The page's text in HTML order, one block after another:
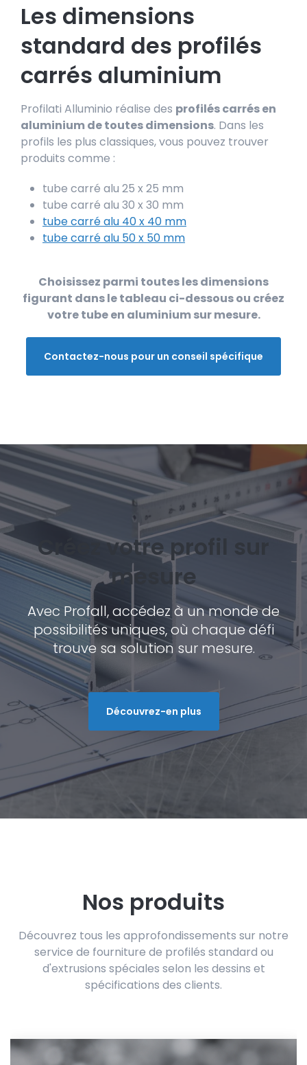
Les dimensions
standard des profilés
carrés aluminium
Profilati Alluminio réalise des profilés carrés en
aluminium de toutes dimensions. Dans les
profils les plus classiques, vous pouvez trouver
produits comme :
tube carré alu 25 x 25 mm
tube carré alu 30 x 30 mm
tube carré alu 40 x 40 mm
tube carré alu 50 x 50 mm
Choisissez parmi toutes les dimensions
figurant dans le tableau ci-dessous ou créez
votre tube en aluminium sur mesure.
Contactez-nous pour un conseil spécifique
Créez votre profil sur
mesure
Avec Profall, accédez à un monde de
possibilités uniques, où chaque défi
trouve sa solution sur mesure.
Découvrez-en plus
Nos produits
Découvrez tous les approfondissements sur notre
service de fourniture de profilés standard ou
d'extrusions spéciales selon les dessins et
spécifications des clients.